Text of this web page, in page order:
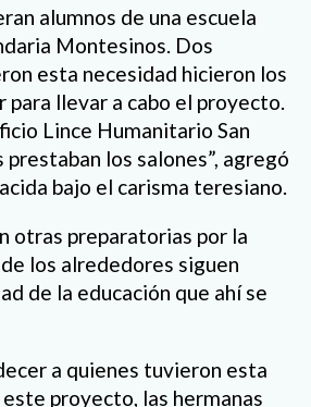
alumnos de una escuela
Montesinos. Dos
esta necesidad hicieron los
llevar a cabo el proyecto.
Lince Humanitario San
prestaban los salones”, agregó
bajo el carisma teresiano.
otras preparatorias por la
los alrededores siguen
de la educación que ahí se
a quienes tuvieron esta
proyecto, las hermanas